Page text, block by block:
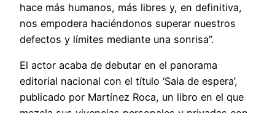
hace más humanos, más libres y, en definitiva,
nos empodera haciéndonos superar nuestros
defectos y límites mediante una sonrisa”.
El actor acaba de debutar en el panorama
editorial nacional con el título ‘Sala de espera’,
publicado por Martínez Roca, un libro en el que